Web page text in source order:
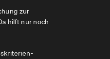
zur
hilft nur noch